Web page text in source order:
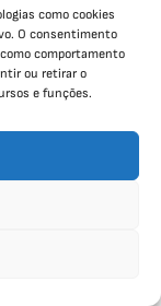
como cookies
O consentimento
comportamento
ou retirar o
e funções.
do
garante
e